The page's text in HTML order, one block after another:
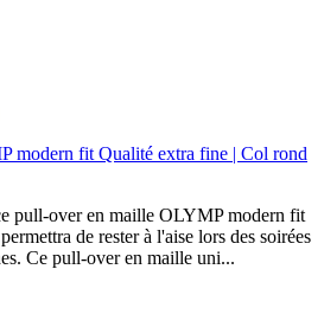
modern fit Qualité extra fine | Col rond
pull-over en maille OLYMP modern fit
de rester à l'aise lors des soirées
Ce pull-over en maille uni...